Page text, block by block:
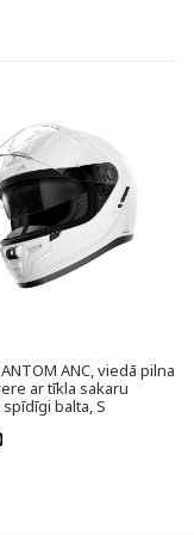
ANC, viedā pilna
ar tīkla sakaru
balta, S